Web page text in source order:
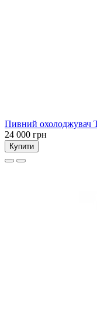
Пивний
24 000 грн
Купити